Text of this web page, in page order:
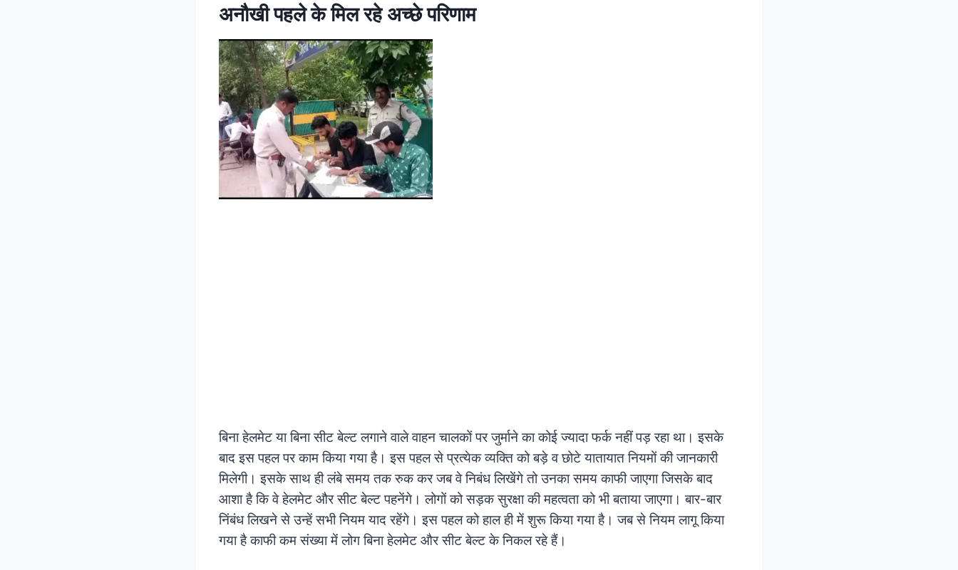
अनौखी पहले के मिल रहे अच्छे परिणाम
बिना हेलमेट या बिना सीट बेल्ट लगाने वाले वाहन चालकों पर जुर्माने का कोई ज्यादा फर्क नहीं पड़ रहा था। इसके
बाद इस पहल पर काम किया गया है। इस पहल से प्रत्येक व्यक्ति को बड़े व छोटे यातायात नियमों की जानकारी
मिलेगी। इसके साथ ही लंबे समय तक रुक कर जब वे निबंध लिखेंगे तो उनका समय काफी जाएगा जिसके बाद
आशा है कि वे हेलमेट और सीट बेल्ट पहनेंगे। लोगों को सड़क सुरक्षा की महत्वता को भी बताया जाएगा। बार-बार
निंबंध लिखने से उन्हें सभी नियम याद रहेंगे। इस पहल को हाल ही में शुरू किया गया है। जब से नियम लागू किया
गया है काफी कम संख्या में लोग बिना हेलमेट और सीट बेल्ट के निकल रहे हैं।